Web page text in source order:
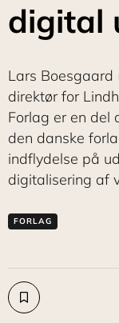
digital
FORLAG
Lars Boesgaard
direktør for
Forlag er en del
den danske
indflydelse på
digitalisering af